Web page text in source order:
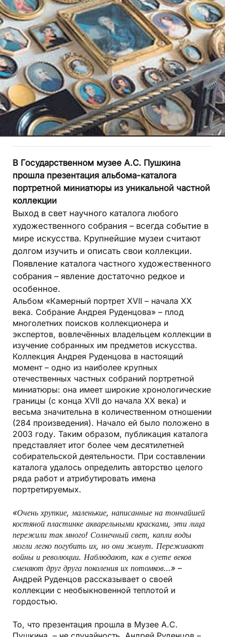
В Государственном музее А.С. Пушкина
прошла презентация альбома-каталога
портретной миниатюры из уникальной частной
коллекции
Выход в свет научного каталога любого
художественного собрания – всегда событие в
мире искусства. Крупнейшие музеи считают
долгом изучить и описать свои коллекции.
Появление каталога частного художественного
собрания – явление достаточно редкое и
особенное.
Альбом «Камерный портрет XVII – начала XX
века. Собрание Андрея Руденцова» – плод
многолетних поисков коллекционера и
экспертов, вовлечённых владельцем коллекции в
изучение собранных им предметов искусства.
Коллекция Андрея Руденцова в настоящий
момент – одно из наиболее крупных
отечественных частных собраний портретной
миниатюры: она имеет широкие хронологические
границы (с конца XVII до начала XX века) и
весьма значительна в количественном отношении
(284 произведения). Начало ей было положено в
2003 году. Таким образом, публикация каталога
представляет итог более чем десятилетней
собирательской деятельности. При составлении
каталога удалось определить авторство целого
ряда работ и атрибутировать имена
портретируемых.
«Очень хрупкие, маленькие, написанные на тончайшей
костяной пластинке акварельными красками, эти лица
пережили так много! Солнечный свет, капли воды
могли легко погубить их, но они живут. Переживают
войны и революции. Наблюдают, как в суете веков
сменяют друг друга поколения их потомков…» –
Андрей Руденцов рассказывает о своей
коллекции с необыкновенной теплотой и
гордостью.
То, что презентация прошла в Музее А.С.